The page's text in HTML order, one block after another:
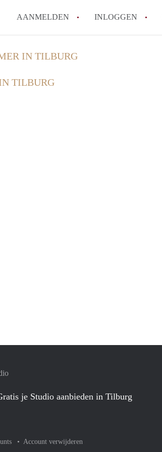
AANMELDEN INLOGGEN
IN TILBURG
TILBURG
je Studio aanbieden in Tilburg
Account verwijderen